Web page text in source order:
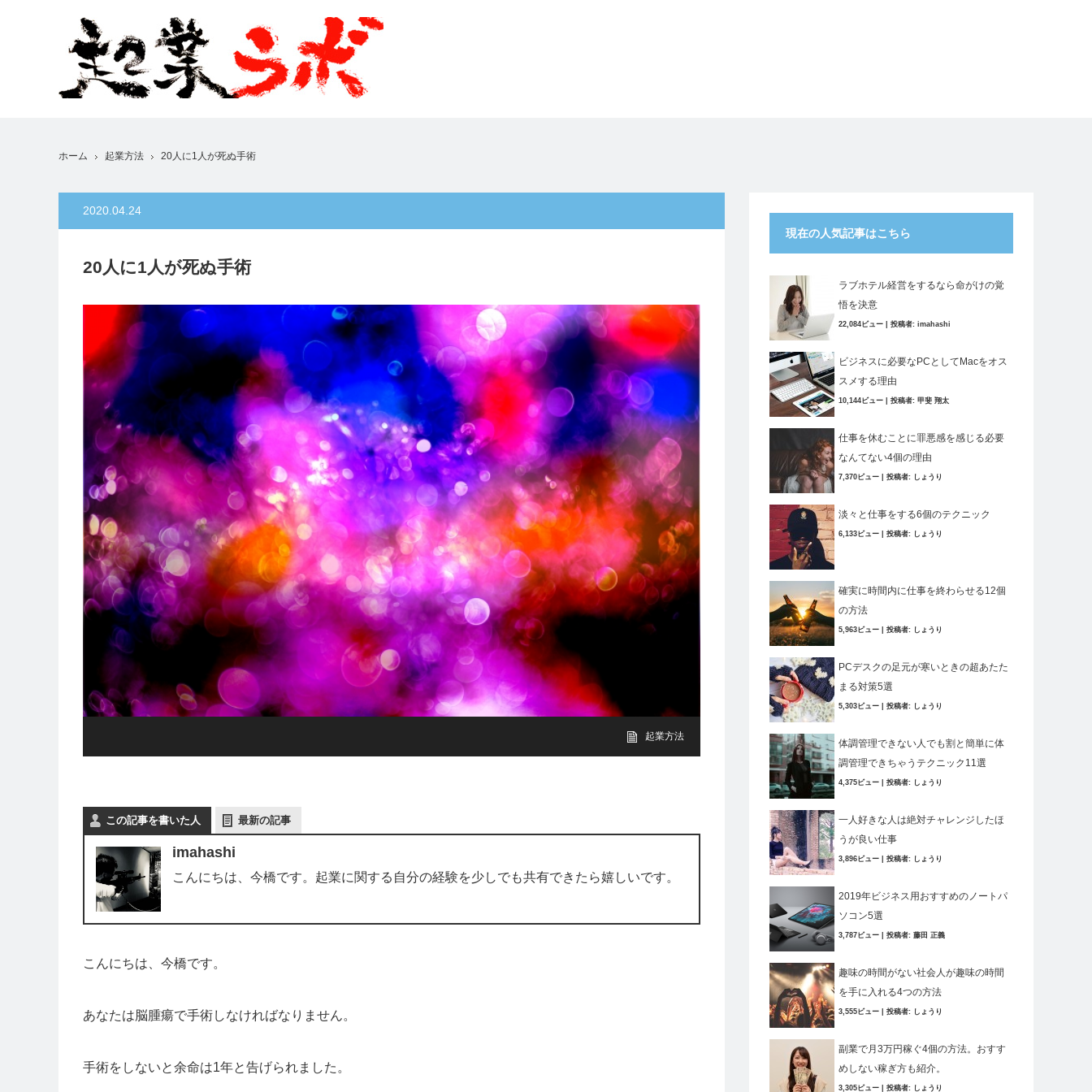
ホーム 起業方法 20人に1人が死ぬ手術
2020.04.24
20人に1人が死ぬ手術
起業方法
この記事を書いた人 最新の記事
imahashi
こんにちは、今橋です。起業に関する自分の経験を少しでも共有できたら嬉しいです。
こんにちは、今橋です。
あなたは脳腫瘍で手術しなければなりません。
手術をしないと余命は1年と告げられました。
現在の人気記事はこちら
ラブホテル経営をするなら命がけの覚
悟を決意
22,084ビュー 投稿者: imahashi
ビジネスに必要なPCとしてMacをオス
スメする理由
10,144ビュー 投稿者: 甲斐 翔太
仕事を休むことに罪悪感を感じる必要
なんてない4個の理由
7,370ビュー 投稿者: しょうり
淡々と仕事をする6個のテクニック
6,133ビュー 投稿者: しょうり
確実に時間内に仕事を終わらせる12個
の方法
5,963ビュー 投稿者: しょうり
PCデスクの足元が寒いときの超あたた
まる対策5選
5,303ビュー 投稿者: しょうり
体調管理できない人でも割と簡単に体
調管理できちゃうテクニック11選
4,375ビュー 投稿者: しょうり
一人好きな人は絶対チャレンジしたほ
うが良い仕事
3,896ビュー 投稿者: しょうり
2019年ビジネス用おすすめのノートパ
ソコン5選
3,787ビュー 投稿者: 藤田 正義
趣味の時間がない社会人が趣味の時間
を手に入れる4つの方法
3,555ビュー 投稿者: しょうり
副業で月3万円稼ぐ4個の方法。おすす
めしない稼ぎ方も紹介。
3,305ビュー 投稿者: しょうり